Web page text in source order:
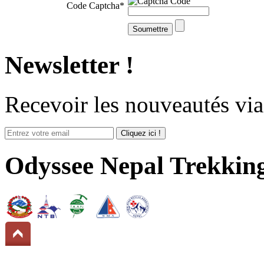
Code Captcha*
Newsletter !
Recevoir les nouveautés
Odyssee Nepal